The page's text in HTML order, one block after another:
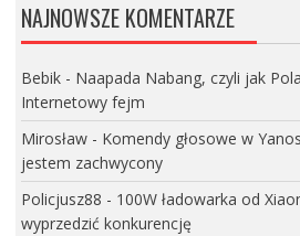
NAJNOWSZE KOMENTARZE
Bebik- Naapada Nabang, czyli jak
Internetowy fejm
Mirosław- Komendy głosowe w
jestem zachwycony
Policjusz88 - 100W ładowarka od
wyprzedzić konkurencję